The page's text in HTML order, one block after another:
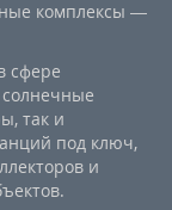
комплексы —
сфере
так и
под ключ,
и